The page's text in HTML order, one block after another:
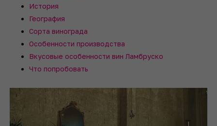
История
География
Сорта винограда
Особенности производства
Вкусовые особенности вин Ламбруско
Что попробовать